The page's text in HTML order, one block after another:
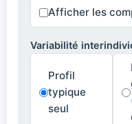
Afficher les
Variabilité
Profil
typique
seul